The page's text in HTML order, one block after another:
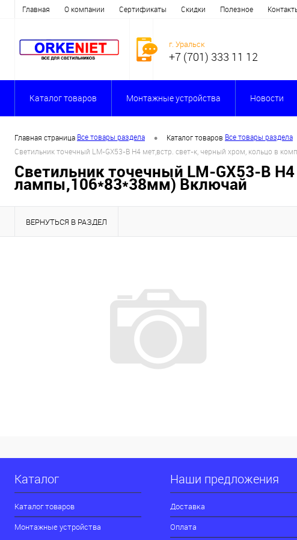
Главная О компании Сертификаты Скидки Полезное
г. Уральск
+7 (701) 333 11 12
Каталог товаров Монтажные устройства Новости
Главная страница Все товары раздела • Каталог товаров Все товары раздела
Светильник точечный LM-GX53-B H4 мет,встр. свет-к, черный хром, кольцо в
Светильник точечный LM-GX53-B
лампы,106*83*38мм) Включай
ВЕРНУТЬСЯ В РАЗДЕЛ
Каталог
Каталог товаров
Монтажные устройства
Наши предложения
Доставка
Оплата